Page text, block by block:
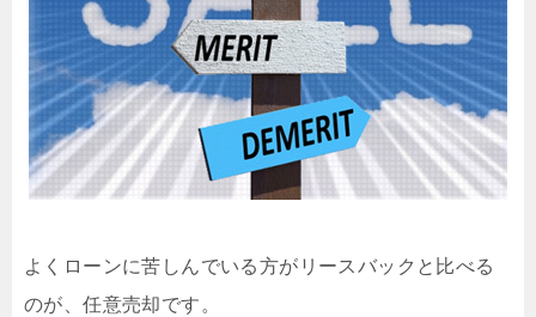
よくローンに苦しんでいる方がリースバックと比べる
のが、任意売却です。